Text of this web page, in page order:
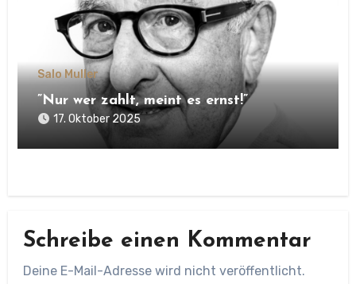
Salo Muller
”Nur wer zahlt, meint es ernst!”
17. Oktober 2025
Schreibe einen Kommentar
Deine E-Mail-Adresse wird nicht veröffentlicht.